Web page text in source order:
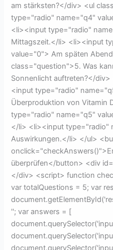
am stärksten?</div> <ul
type="radio" name="q4"
<li><input type="radio"
Mittagszeit.</li> <li><input
value="0"> Am späten
class="question">5. Was
Sonnenlicht auftreten?</
<input type="radio"
Überproduktion von Vitamin
type="radio" name="q5"
</li> <li><input type="radio"
Auswirkungen.</li> </ul>
überprüfen</button> <div
</div> <script> function
var totalQuestions = 5; var
''; var answers = [